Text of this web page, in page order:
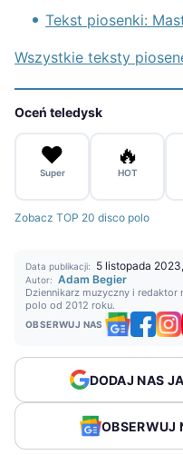
Tekst piosenki:
Wszystkie teksty
Oceń teledysk
❤️
Super
🔥
HOT
Zobacz TOP 20 disco polo
Data publikacji: 5 listopada
Autor: Adam Begier
Dziennikarz muzyczny i
polo od 2012 roku.
OBSERWUJ NAS
DODAJ NAS
OBSERWUJ